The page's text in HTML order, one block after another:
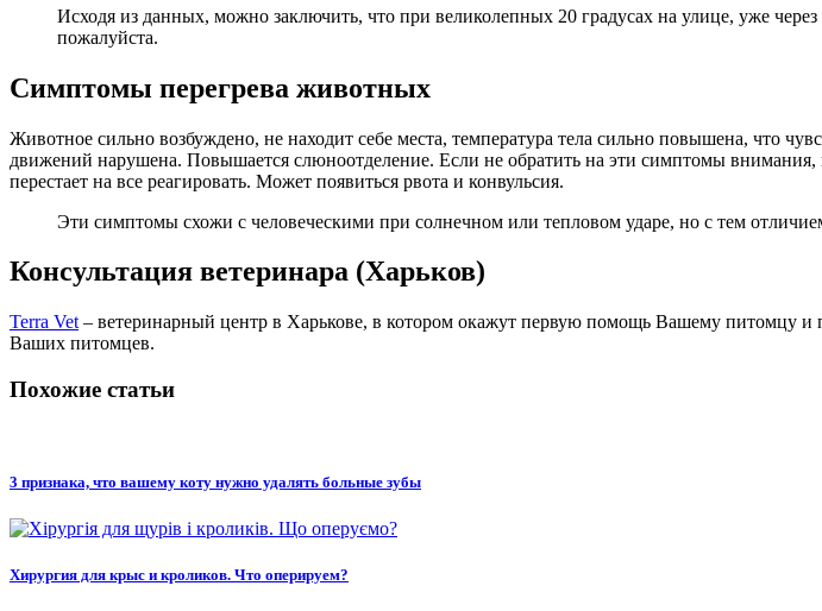
Исходя из данных, можно заключить, что при великолепных 20 градусах на улице, уже
пожалуйста.
Симптомы перегрева животных
Животное сильно возбуждено, не находит себе места, температура тела сильно повышена, что
движений нарушена. Повышается слюноотделение. Если не обратить на эти симптомы
перестает на все реагировать. Может появиться рвота и конвульсия.
Эти симптомы схожи с человеческими при солнечном или тепловом ударе, но с тем
Консультация ветеринара (Харьков)
Terra Vet – ветеринарный центр в Харькове, в котором окажут первую помощь Вашему питомцу и
Ваших питомцев.
Похожие статьи
3 признака, что вашему коту нужно удалять больные зубы
Хирургия для крыс и кроликов. Что оперируем?